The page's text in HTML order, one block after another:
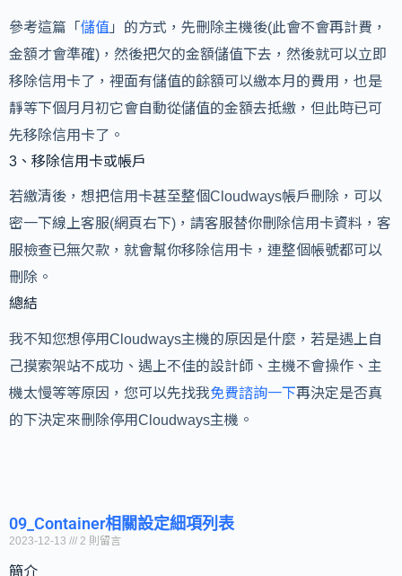
參考這篇「 儲值 」的方式，先刪除主機後(此會不會再計費，
金額才會準確)，然後把欠的金額儲值下去，然後就可以立即
移除信用卡了，裡面有儲值的餘額可以繳本月的費用，也是
靜等下個月月初它會自動從儲值的金額去抵繳，但此時已可
先移除信用卡了。
3、移除信用卡或帳戶
若繳清後，想把信用卡甚至整個Cloudways帳戶刪除，可以
密一下線上客服(網頁右下)，請客服替你刪除信用卡資料，客
服檢查已無欠款，就會幫你移除信用卡，連整個帳號都可以
刪除。
總結
我不知您想停用Cloudways主機的原因是什麼，若是遇上自
己摸索架站不成功、遇上不佳的設計師、主機不會操作、主
機太慢等等原因，您可以先找我免費諮詢一下再決定是否真
的下決定來刪除停用Cloudways主機。
09_Container相關設定細項列表
2023-12-13 2 則留言
簡介